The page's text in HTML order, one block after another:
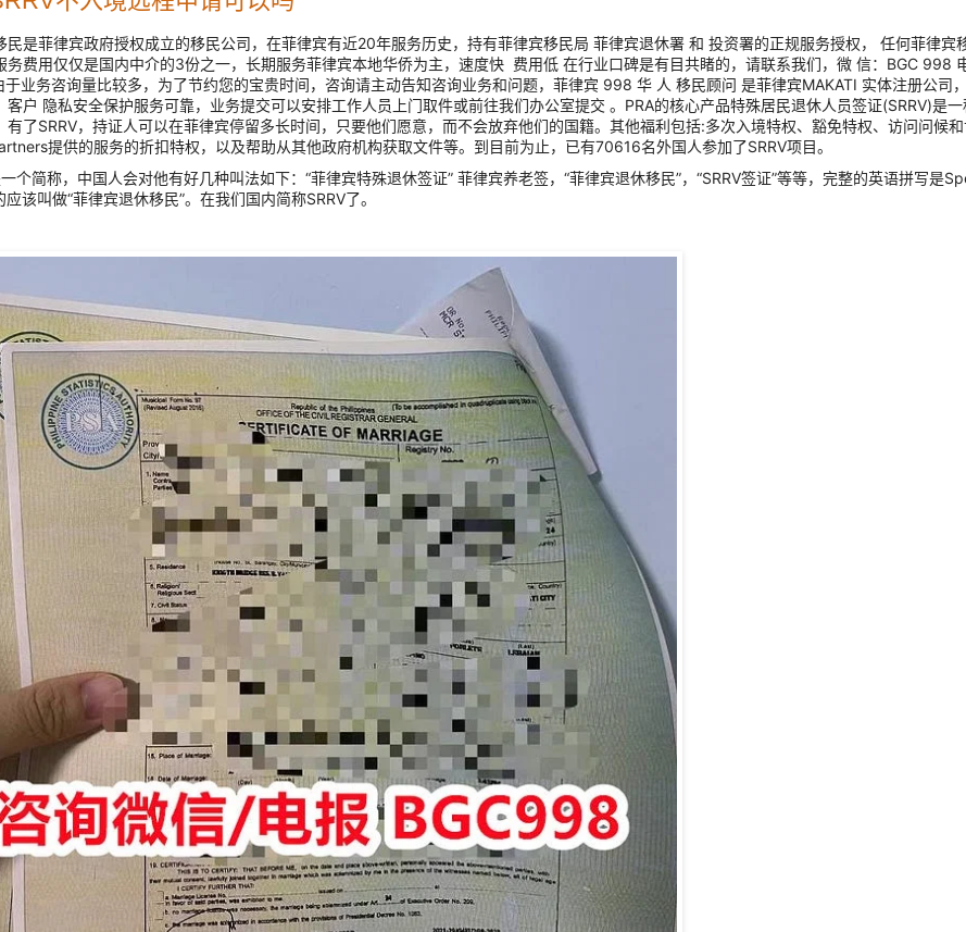
民是菲律宾政府授权成立的移民公司，在菲律宾有近20年服务历史，持有菲律宾移民局 菲律宾退休署 和 投资署的正规服务授权， 任何菲律宾
务费用仅仅是国内中介的3份之一，长期服务菲律宾本地华侨为主，速度快 费用低 在行业口碑是有目共睹的，请联系我们，微 信：BGC 998
业务咨询量比较多，为了节约您的宝贵时间，咨询请主动告知咨询业务和问题，菲律宾 998 华 人 移民顾问 是菲律宾MAKATI 实体注册公司
客户 隐私安全保护服务可靠，业务提交可以安排工作人员上门取件或前往我们办公室提交 。PRA的核心产品特殊居民退休人员签证(SRRV)是
有了SRRV，持证人可以在菲律宾停留多长时间，只要他们愿意，而不会放弃他们的国籍。其他福利包括:多次入境特权、豁免特权、访问问候
提供的服务的折扣特权，以及帮助从其他政府机构获取文件等。到目前为止，已有70616名外国人参加了SRRV项目。
个简称，中国人会对他有好几种叫法如下：“菲律宾特殊退休签证” 菲律宾养老签，“菲律宾退休移民”，“SRRV签证”等等，完整的英语拼写是
该叫做“菲律宾退休移民”。在我们国内简称SRRV了。